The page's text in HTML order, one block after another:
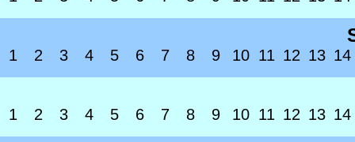
1 2 3 4 5 6 7 8 9 10 11 12 13 14
1 2 3 4 5 6 7 8 9 10 11 12 13 14